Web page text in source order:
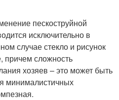
пескоструйной
исключительно в
случае стекло и рисунок
причем сложность
хозяев – это может быть
минималистичных